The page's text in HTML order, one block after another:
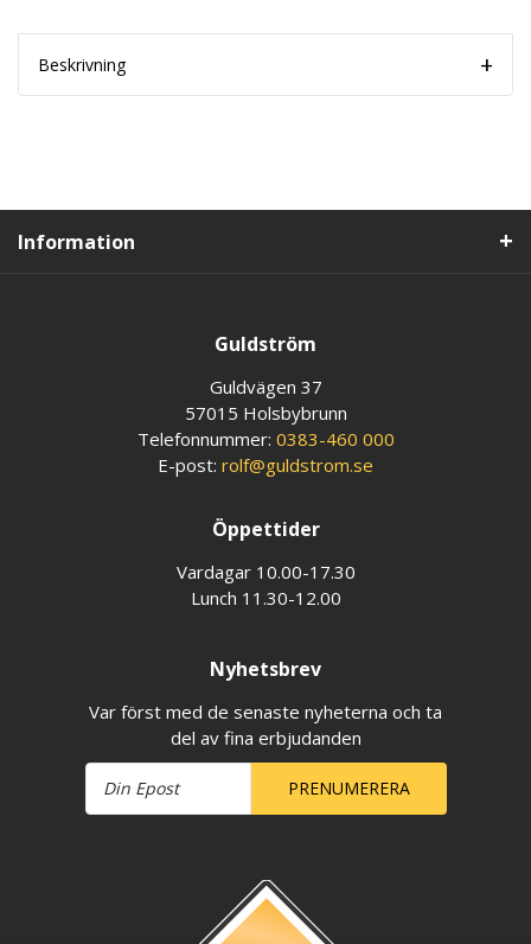
Beskrivning
Information
Guldström
Guldvägen 37
57015 Holsbybrunn
Telefonnummer: 0383-460 000
E-post: rolf@guldstrom.se
Öppettider
Vardagar 10.00-17.30
Lunch 11.30-12.00
Nyhetsbrev
Var först med de senaste nyheterna och ta
del av fina erbjudanden
PRENUMERERA